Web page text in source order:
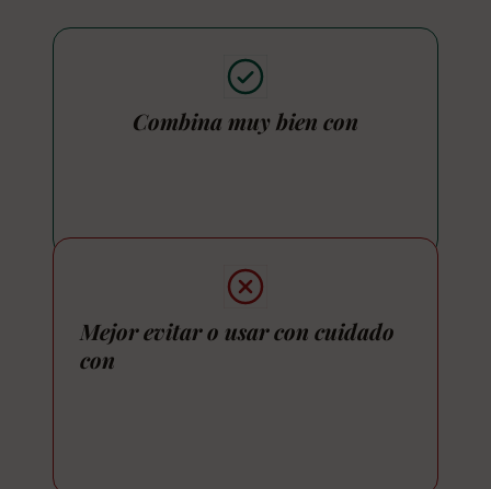
Combina muy bien con
Mejor evitar o usar con cuidado
con